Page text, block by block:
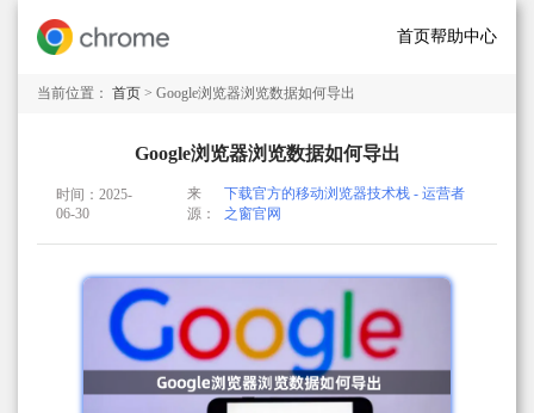
首页帮助中心
当前位置： 首页 > Google浏览器浏览数据如何导出
Google浏览器浏览数据如何导出
时间：2025-
06-30
来
源：
下载官方的移动浏览器技术栈 - 运营者
之窗官网